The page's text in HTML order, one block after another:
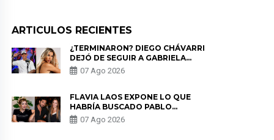
ARTICULOS RECIENTES
¿TERMINARON? DIEGO CHÁVARRI
DEJÓ DE SEGUIR A GABRIELA
HERRERA Y ANUNCIA SU SALIDA
DE PÓDCAST
07 Ago 2026
FLAVIA LAOS EXPONE LO QUE
HABRÍA BUSCADO PABLO
HEREDIA CON ALE FULLER: “UNA
DE LAS PARTES QUERÍA EL
07 Ago 2026